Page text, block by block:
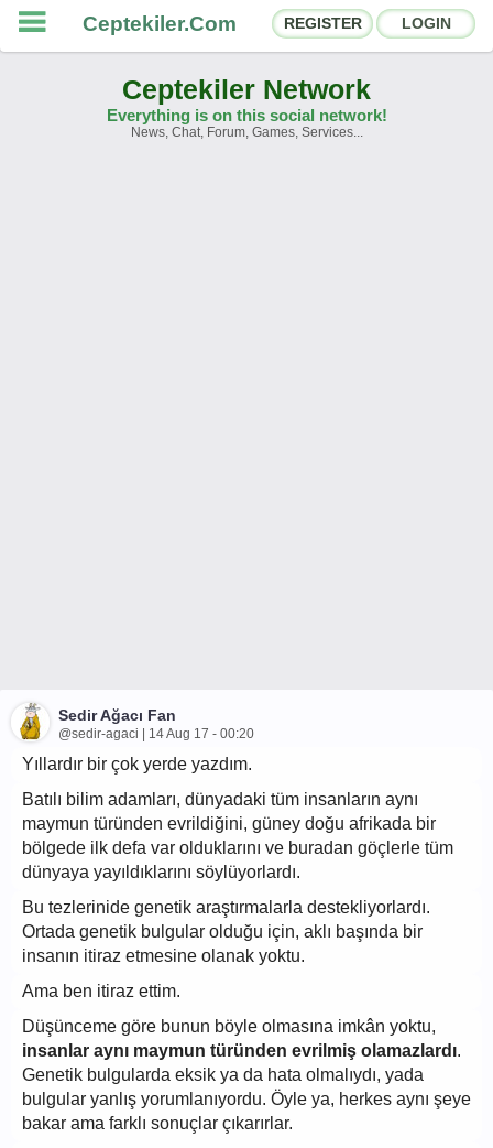
Ceptekiler.Com REGISTER LOGIN
Ceptekiler Network
Everything is on this social network!
News, Chat, Forum, Games, Services...
Sedir Ağacı Fan
@sedir-agaci | 14 Aug 17 - 00:20
Yıllardır bir çok yerde yazdım.
Batılı bilim adamları, dünyadaki tüm insanların aynı
maymun türünden evrildiğini, güney doğu afrikada bir
bölgede ilk defa var olduklarını ve buradan göçlerle tüm
dünyaya yayıldıklarını söylüyorlardı.
Bu tezlerinide genetik araştırmalarla destekliyorlardı.
Ortada genetik bulgular olduğu için, aklı başında bir
insanın itiraz etmesine olanak yoktu.
Ama ben itiraz ettim.
Düşünceme göre bunun böyle olmasına imkân yoktu,
insanlar aynı maymun türünden evrilmiş olamazlardı.
Genetik bulgularda eksik ya da hata olmalıydı, yada
bulgular yanlış yorumlanıyordu. Öyle ya, herkes aynı şeye
bakar ama farklı sonuçlar çıkarırlar.